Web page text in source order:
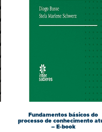
Fundamentos básicos do
processo de conhecimento
– E-book